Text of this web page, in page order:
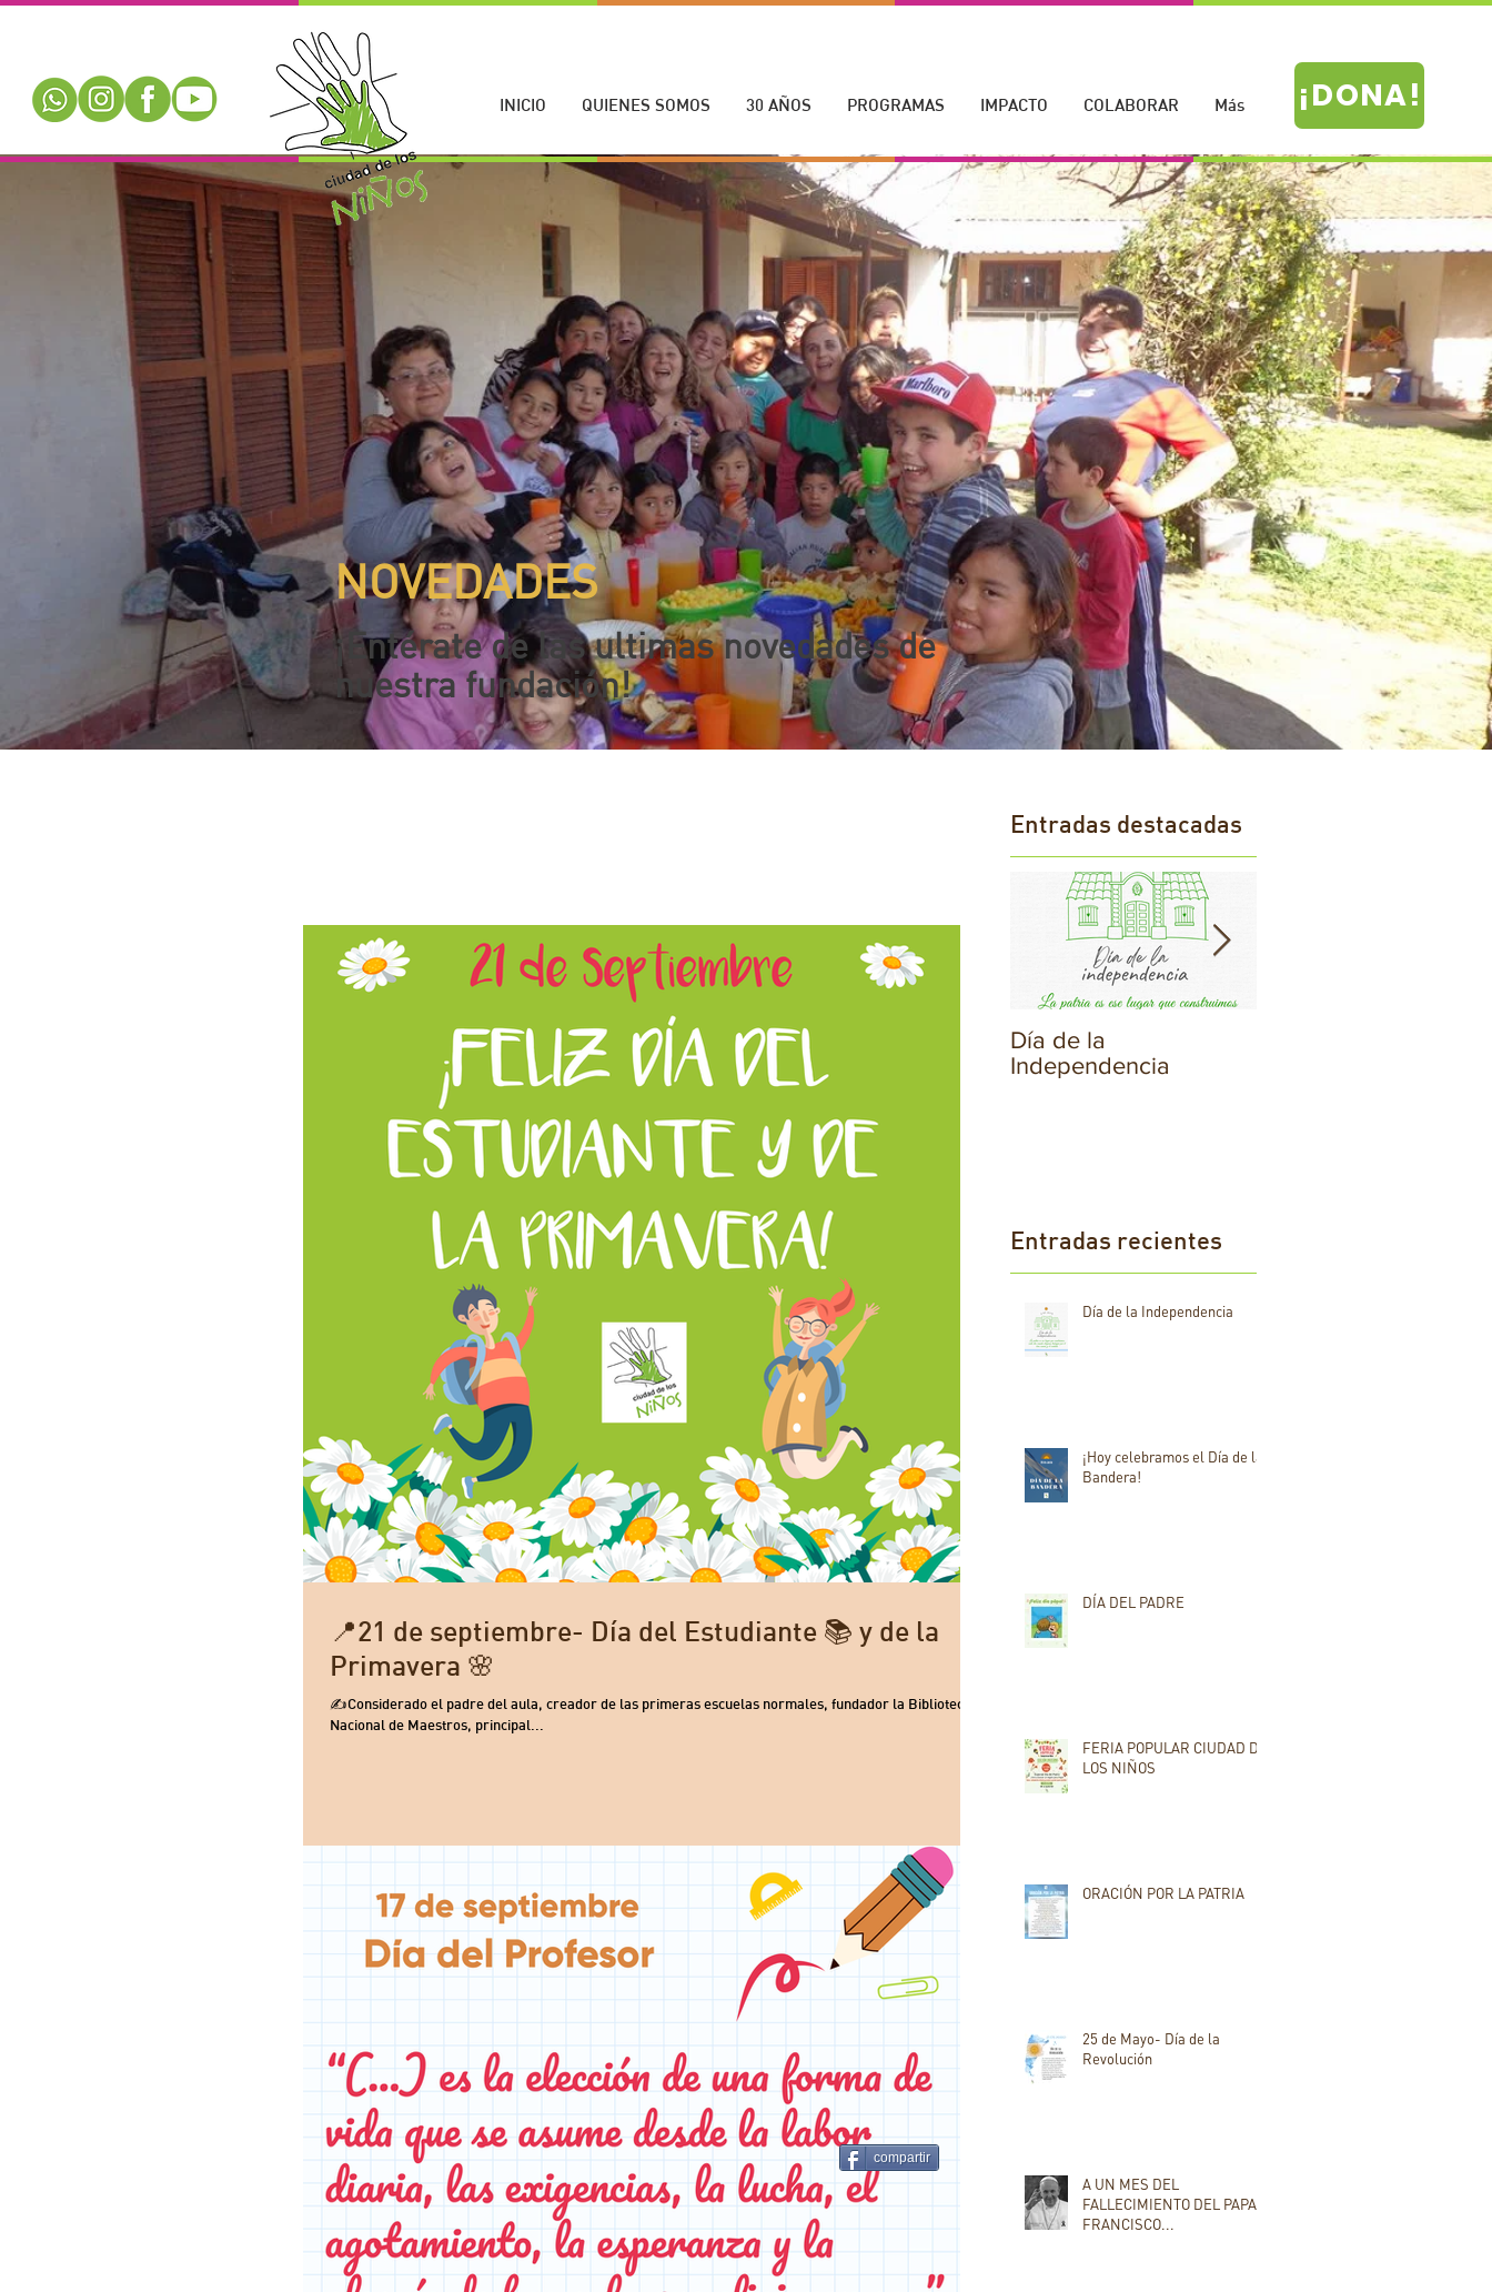
¡DONA!
INICIO QUIENES SOMOS 30 AÑOS PROGRAMAS IMPACTO COLABORAR Más
NOVEDADES
¡Entératede las ultimas novedades de
nuestra fundación!
Entradas destacadas
📍21 de septiembre- Día del Estudiante 📚 y de la
Primavera 🌸
✍️Considerado el padre del aula, creador de las primeras escuelas normales, fundador la Biblioteca
Nacional de Maestros, principal...
compartir
Día de la
Independencia
Entradas recientes
Día de la Independencia
¡Hoy celebramos el Día de la
Bandera!
DÍA DEL PADRE
FERIA POPULAR CIUDAD DE
LOS NIÑOS
ORACIÓN POR LA PATRIA
25 de Mayo- Día de la
Revolución
A UN MES DEL
FALLECIMIENTO DEL PAPA
FRANCISCO...